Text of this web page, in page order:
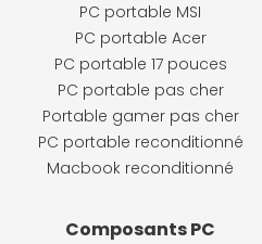
PC portable MSI
PC portable Acer
PC portable 17 pouces
PC portable pas cher
Portable gamer pas cher
PC portable reconditionné
Macbook reconditionné
Composants PC